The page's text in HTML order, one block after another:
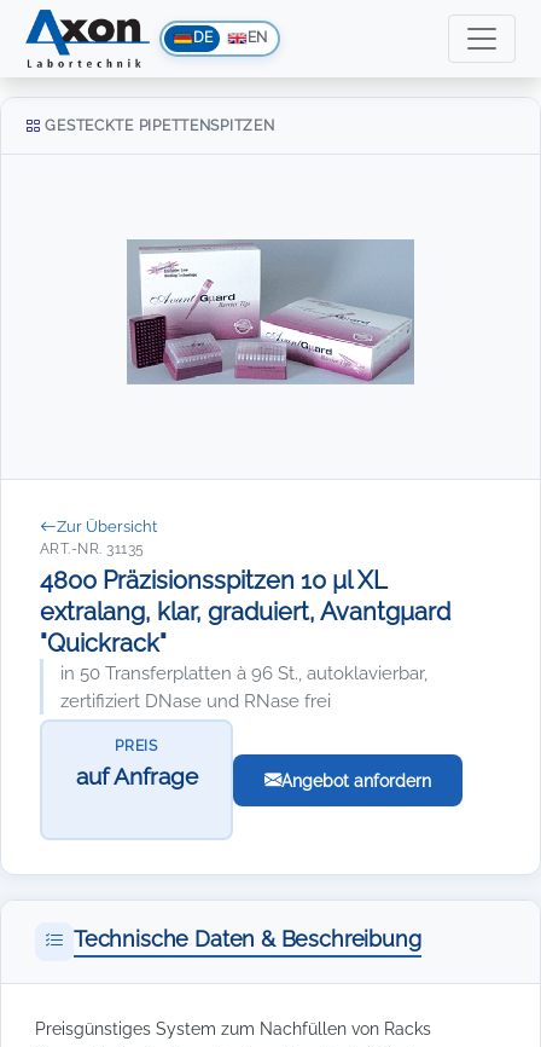
DE EN
GESTECKTE PIPETTENSPITZEN
Zur Übersicht
ART.-NR. 31135
4800 Präzisionsspitzen 10 µl XL
extralang, klar, graduiert, Avantgµard
"Quickrack"
in 50 Transferplatten à 96 St., autoklavierbar,
zertifiziert DNase und RNase frei
PREIS
auf Anfrage Angebot anfordern
Technische Daten & Beschreibung
Preisgünstiges System zum Nachfüllen von Racks